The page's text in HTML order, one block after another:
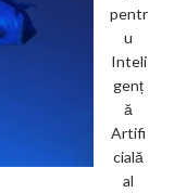
pentr
u
Inteli
genț
ă
Artifi
cială
al